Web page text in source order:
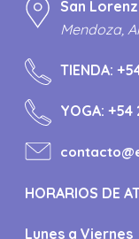
San
Mendoza,
TIENDA:
YOGA:+54
HORARIOS DE
Lunes a Viernes